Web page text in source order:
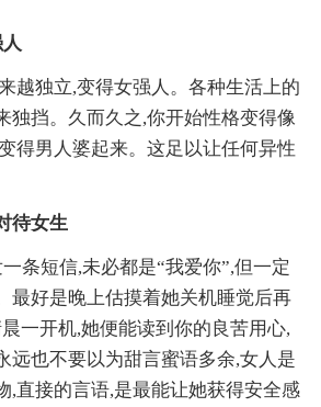
越独立,变得女强人。各种生活上的
独挡。久而久之,你开始性格变得像
得男人婆起来。这足以让任何异性
待女生
条短信,未必都是“我爱你”,但一定
最好是晚上估摸着她关机睡觉后再
一开机,她便能读到你的良苦用心,
远也不要以为甜言蜜语多余,女人是
,直接的言语,是最能让她获得安全感